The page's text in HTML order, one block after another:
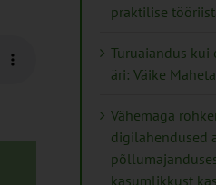
praktilise
Turuaiandus kui
äri: Väike
Vähemaga
digilahendused
kasumlikkust